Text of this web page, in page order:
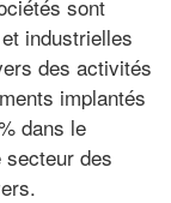
sont
industrielles
des activités
implantés
dans le
des